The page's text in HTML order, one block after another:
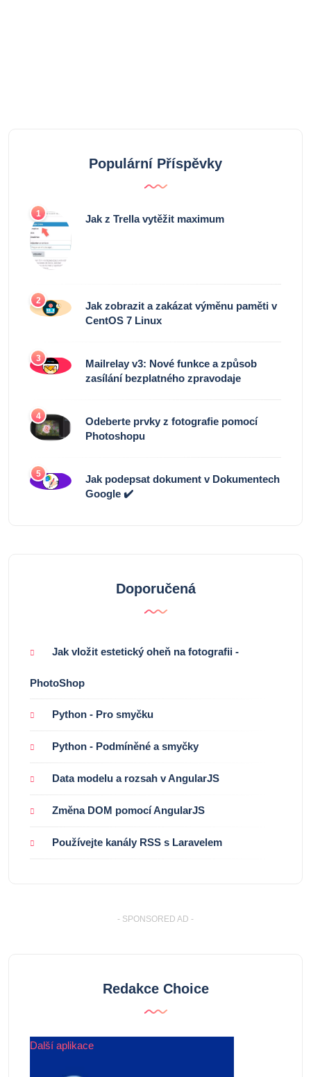
Populární Příspěvky
1 Jak z Trella vytěžit maximum
2
Jak zobrazit a zakázat výměnu paměti v
CentOS 7 Linux
3
Mailrelay v3: Nové funkce a způsob
zasílání bezplatného zpravodaje
4
Odeberte prvky z fotografie pomocí
Photoshopu
5
Jak podepsat dokument v Dokumentech
Google ✔️
Doporučená
Jak vložit estetický oheň na fotografii -
PhotoShop
Python - Pro smyčku
Python - Podmíněné a smyčky
Data modelu a rozsah v AngularJS
Změna DOM pomocí AngularJS
Používejte kanály RSS s Laravelem
- SPONSORED AD -
Redakce Choice
Další aplikace